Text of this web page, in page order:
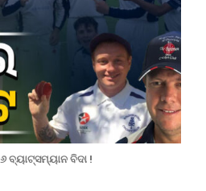
ବ୍ୟାଟ୍ସମ୍ୟାନ ବିଦା !